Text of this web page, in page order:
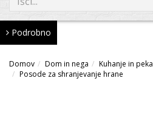
Podrobno
Domov Dom in nega
Kuhanje in peka
Posode za shranjevanje hrane